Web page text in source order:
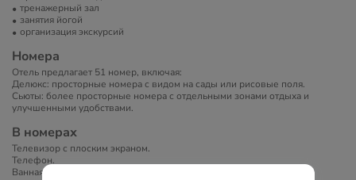
тренажерный зал
занятия йогой
организация экскурсий
Номера
Отель предлагает 51 номер, включая:
Делюкс: просторные номера с видом на сады или рисовые поля.
Сьюты: более просторные номера с отдельными зонами отдыха и
улучшенными удобствами.
В номерах
Телевизор с плоским экраном.
Телефон.
Ванная комната с душем и ванной.